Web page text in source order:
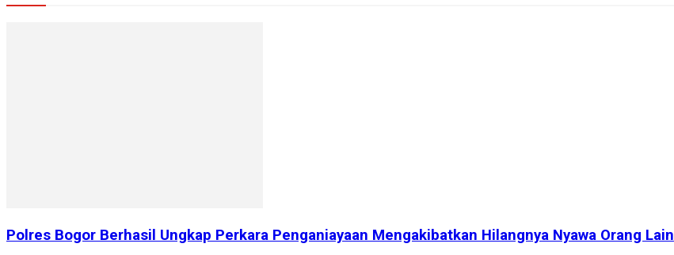
Polres Bogor Berhasil Ungkap Perkara Penganiayaan Mengakibatkan Hilangnya Nyawa Orang Lain